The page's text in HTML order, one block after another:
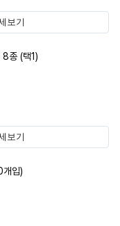
보기
8종 (택1)
보기
입)